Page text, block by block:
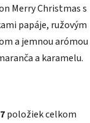
Merry Christmas s
papáje, ružovým
a jemnou arómou
a karamelu.
položiek celkom